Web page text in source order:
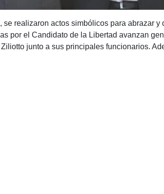
realizaron actos simbólicos para abrazar y
por el Candidato de la Libertad avanzan
junto a sus principales funcionarios.